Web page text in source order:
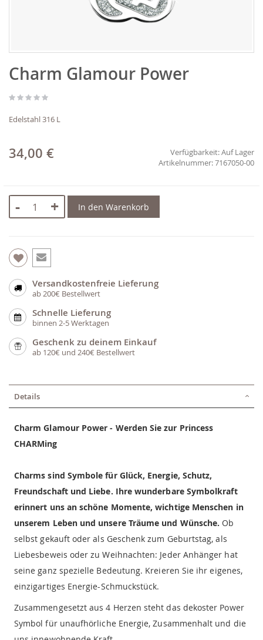
Anfang
der
springen
Charm Glamour Power
Edelstahl 316 L
34,00 € Verfügbarkeit:Auf Lager
7167050-00
- + In den Warenkorb
Versandkostenfreie Lieferung
ab 200€ Bestellwert
Schnelle Lieferung
binnen 2-5 Werktagen
Geschenk zu deinem Einkauf
ab 120€ und 240€ Bestellwert
Details
Charm Glamour Power - Werden Sie zur Princess
CHARMing
Charms sind Symbole für Glück, Energie, Schutz,
Freundschaft und Liebe. Ihre wunderbare Symbolkraft
erinnert uns an schöne Momente, wichtige Menschen in
unserem Leben und unsere Träume und Wünsche. Ob
selbst gekauft oder als Geschenk zum Geburtstag, als
Liebesbeweis oder zu Weihnachten: Jeder Anhänger hat
seine ganz spezielle Bedeutung. Kreieren Sie ihr eigenes,
einzigartiges Energie-Schmuckstück.
Zusammengesetzt aus 4 Herzen steht das dekoster Power
Symbol für unaufhörliche Energie, Zusammenhalt und die